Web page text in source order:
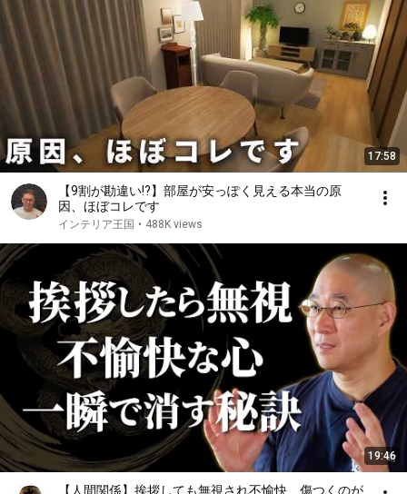
17:58
【9割が勘違い!?】部屋が安っぽく見える本当の原
因、ほぼコレです
インテリア王国 • 488K views
19:46
【人間関係】挨拶しても無視され不愉快 傷つくのが